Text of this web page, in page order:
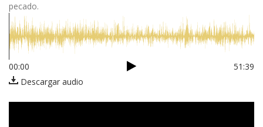
pecado.
00:00
51:39
Descargar audio